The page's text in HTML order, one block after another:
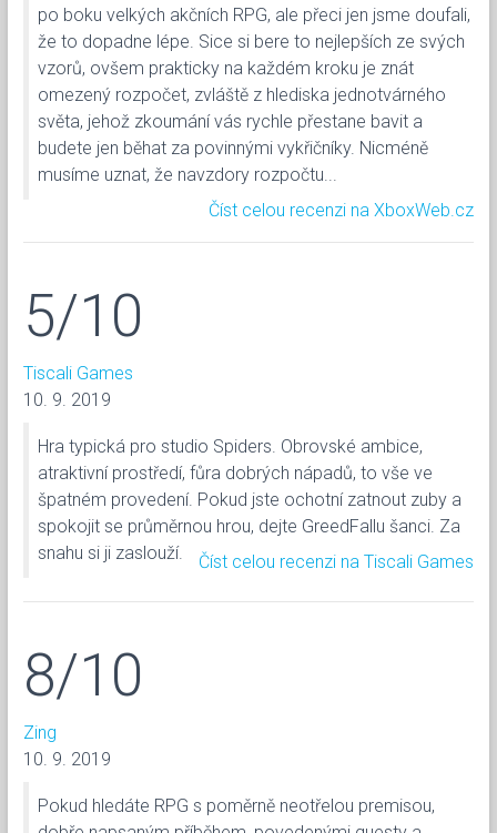
po boku velkých akčních RPG, ale přeci jen jsme doufali,
že to dopadne lépe. Sice si bere to nejlepších ze svých
vzorů, ovšem prakticky na každém kroku je znát
omezený rozpočet, zvláště z hlediska jednotvárného
světa, jehož zkoumání vás rychle přestane bavit a
budete jen běhat za povinnými vykřičníky. Nicméně
musíme uznat, že navzdory rozpočtu...
Číst celou recenzi na XboxWeb.cz
5/10
Tiscali Games
10. 9. 2019
Hra typická pro studio Spiders. Obrovské ambice,
atraktivní prostředí, fůra dobrých nápadů, to vše ve
špatném provedení. Pokud jste ochotní zatnout zuby a
spokojit se průměrnou hrou, dejte GreedFallu šanci. Za
snahu si ji zaslouží.
Číst celou recenzi na Tiscali Games
8/10
Zing
10. 9. 2019
Pokud hledáte RPG s poměrně neotřelou premisou,